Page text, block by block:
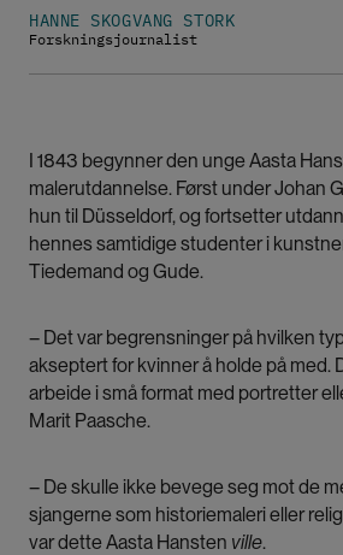
HANNE SKOGVANG STORK
Forskningsjournalist
I 1843 begynner den unge Aasta
malerutdannelse. Først under Johan
hun til Düsseldorf, og fortsetter
hennes samtidige studenter i
Tiedemand og Gude.
– Det var begrensninger på hvilken
akseptert for kvinner å holde på med.
arbeide i små format med portretter
Marit Paasche.
– De skulle ikke bevege seg mot de
sjangerne som historiemaleri eller
var dette Aasta Hansten ville.